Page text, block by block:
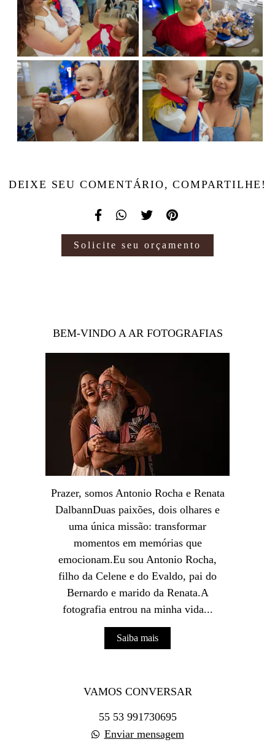
DEIXE SEU COMENTÁRIO, COMPARTILHE!
Solicite seu orçamento
BEM-VINDO A AR FOTOGRAFIAS
Prazer, somos Antonio Rocha e Renata
DalbannDuas paixões, dois olhares e
uma única missão: transformar
momentos em memórias que
emocionam.Eu sou Antonio Rocha,
filho da Celene e do Evaldo, pai do
Bernardo e marido da Renata.A
fotografia entrou na minha vida...
Saiba mais
VAMOS CONVERSAR
55 53 991730695
Enviar mensagem